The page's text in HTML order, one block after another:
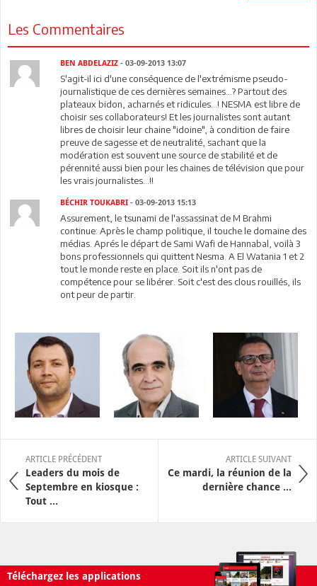
Les Commentaires
BEN ABDELAZIZ - 03-09-2013 13:07
S'agit-il ici d'une conséquence de l'extrémisme pseudo-
journalistique de ces dernières semaines…? Partout des
plateaux bidon, acharnés et ridicules...! NESMA est libre de
choisir ses collaborateurs! Et les journalistes sont autant
libres de choisir leur chaine "idoine", à condition de faire
preuve de sagesse et de neutralité, sachant que la
modération est souvent une source de stabilité et de
pérennité aussi bien pour les chaines de télévision que pour
les vrais journalistes...!!
BÉCHIR TOUKABRI - 03-09-2013 15:13
Assurement, le tsunami de l'assassinat de M Brahmi
continue: Après le champ politique, il touche le domaine des
médias. Aprés le départ de Sami Wafi de Hannabal, voilà 3
bons professionnels qui quittent Nesma. A El Watania 1 et 2
tout le monde reste en place. Soit ils n'ont pas de
compétence pour se libérer. Soit c'est des clous rouillés, ils
ont peur de partir.
ARTICLE PRÉCÉDENT
Leaders du mois de
Septembre en kiosque :
Tout ...
ARTICLE SUIVANT
Ce mardi, la réunion de la
dernière chance ...
Téléchargez les applications